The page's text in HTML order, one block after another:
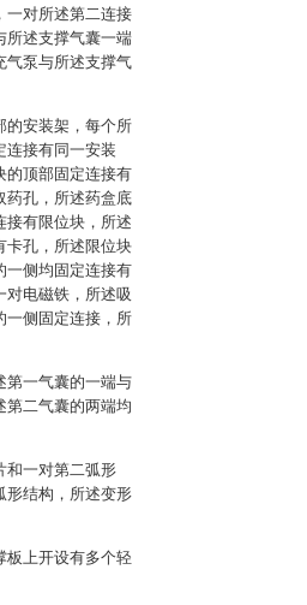
一对所述第二连接
所述支撑气囊一端
气泵与所述支撑气
的安装架，每个所
连接有同一安装
的顶部固定连接有
药孔，所述药盒底
接有限位块，所述
卡孔，所述限位块
一侧均固定连接有
对电磁铁，所述吸
一侧固定连接，所
第一气囊的一端与
第二气囊的两端均
和一对第二弧形
形结构，所述变形
板上开设有多个轻